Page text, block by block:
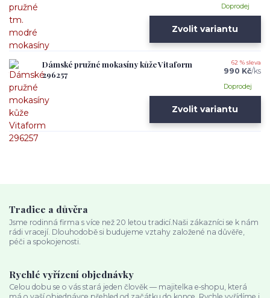
Doprodej
Zvolit variantu
Dámské pružné mokasíny kůže Vitaform
296257
62 % sleva
990 Kč/ks
Doprodej
Zvolit variantu
Tradice a důvěra
Jsme rodinná firma s více než 20 letou tradicí.Naši zákazníci se k nám
rádi vracejí. Dlouhodobě si budujeme vztahy založené na důvěře,
péči a spokojenosti.
Rychlé vyřízení objednávky
Celou dobu se o vás stará jeden člověk — majitelka e‑shopu, která